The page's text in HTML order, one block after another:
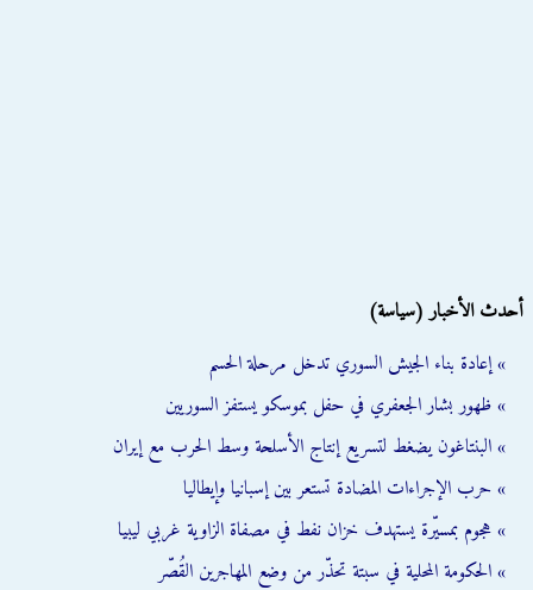
أحدث الأخبار (سياسة)
» إعادة بناء الجيش السوري تدخل مرحلة الحسم
» ظهور بشار الجعفري في حفل بموسكو يستفز السوريين
» البنتاغون يضغط لتسريع إنتاج الأسلحة وسط الحرب مع إيران
» حرب الإجراءات المضادة تستعر بين إسبانيا وإيطاليا
» هجوم بمسيّرة يستهدف خزان نفط في مصفاة الزاوية غربي ليبيا
» الحكومة المحلية في سبتة تحذّر من وضع المهاجرين القُصّر